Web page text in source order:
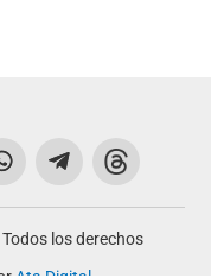
los derechos